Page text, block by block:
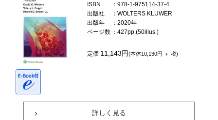
ISBN
：978-1-975114-37-4
出版社
：WOLTERS KLUWER
出版年
：2020年
ページ数 ：427pp.(50illus.)
定価 11,143円(本体10,130円 ＋ 税)
詳しく見る